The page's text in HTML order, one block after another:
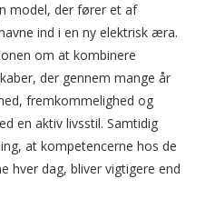
model, der fører et af
ind i en ny elektrisk æra.
om at kombinere
der gennem mange år
fremkommelighed og
en aktiv livsstil. Samtidig
at kompetencerne hos de
hver dag, bliver vigtigere end